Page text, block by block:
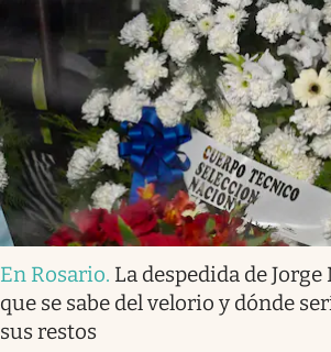
En Rosario. La despedida de
que se sabe del velorio y dónde
sus restos